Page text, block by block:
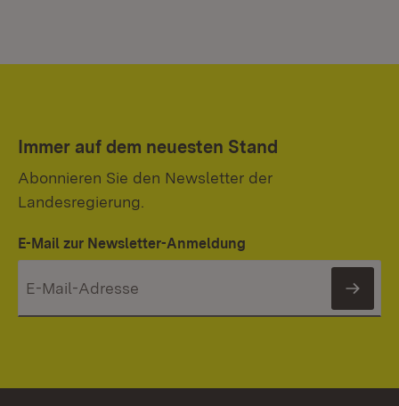
Immer auf dem neuesten Stand
Abonnieren Sie den Newsletter der
Landesregierung.
E-Mail zur Newsletter-Anmeldung